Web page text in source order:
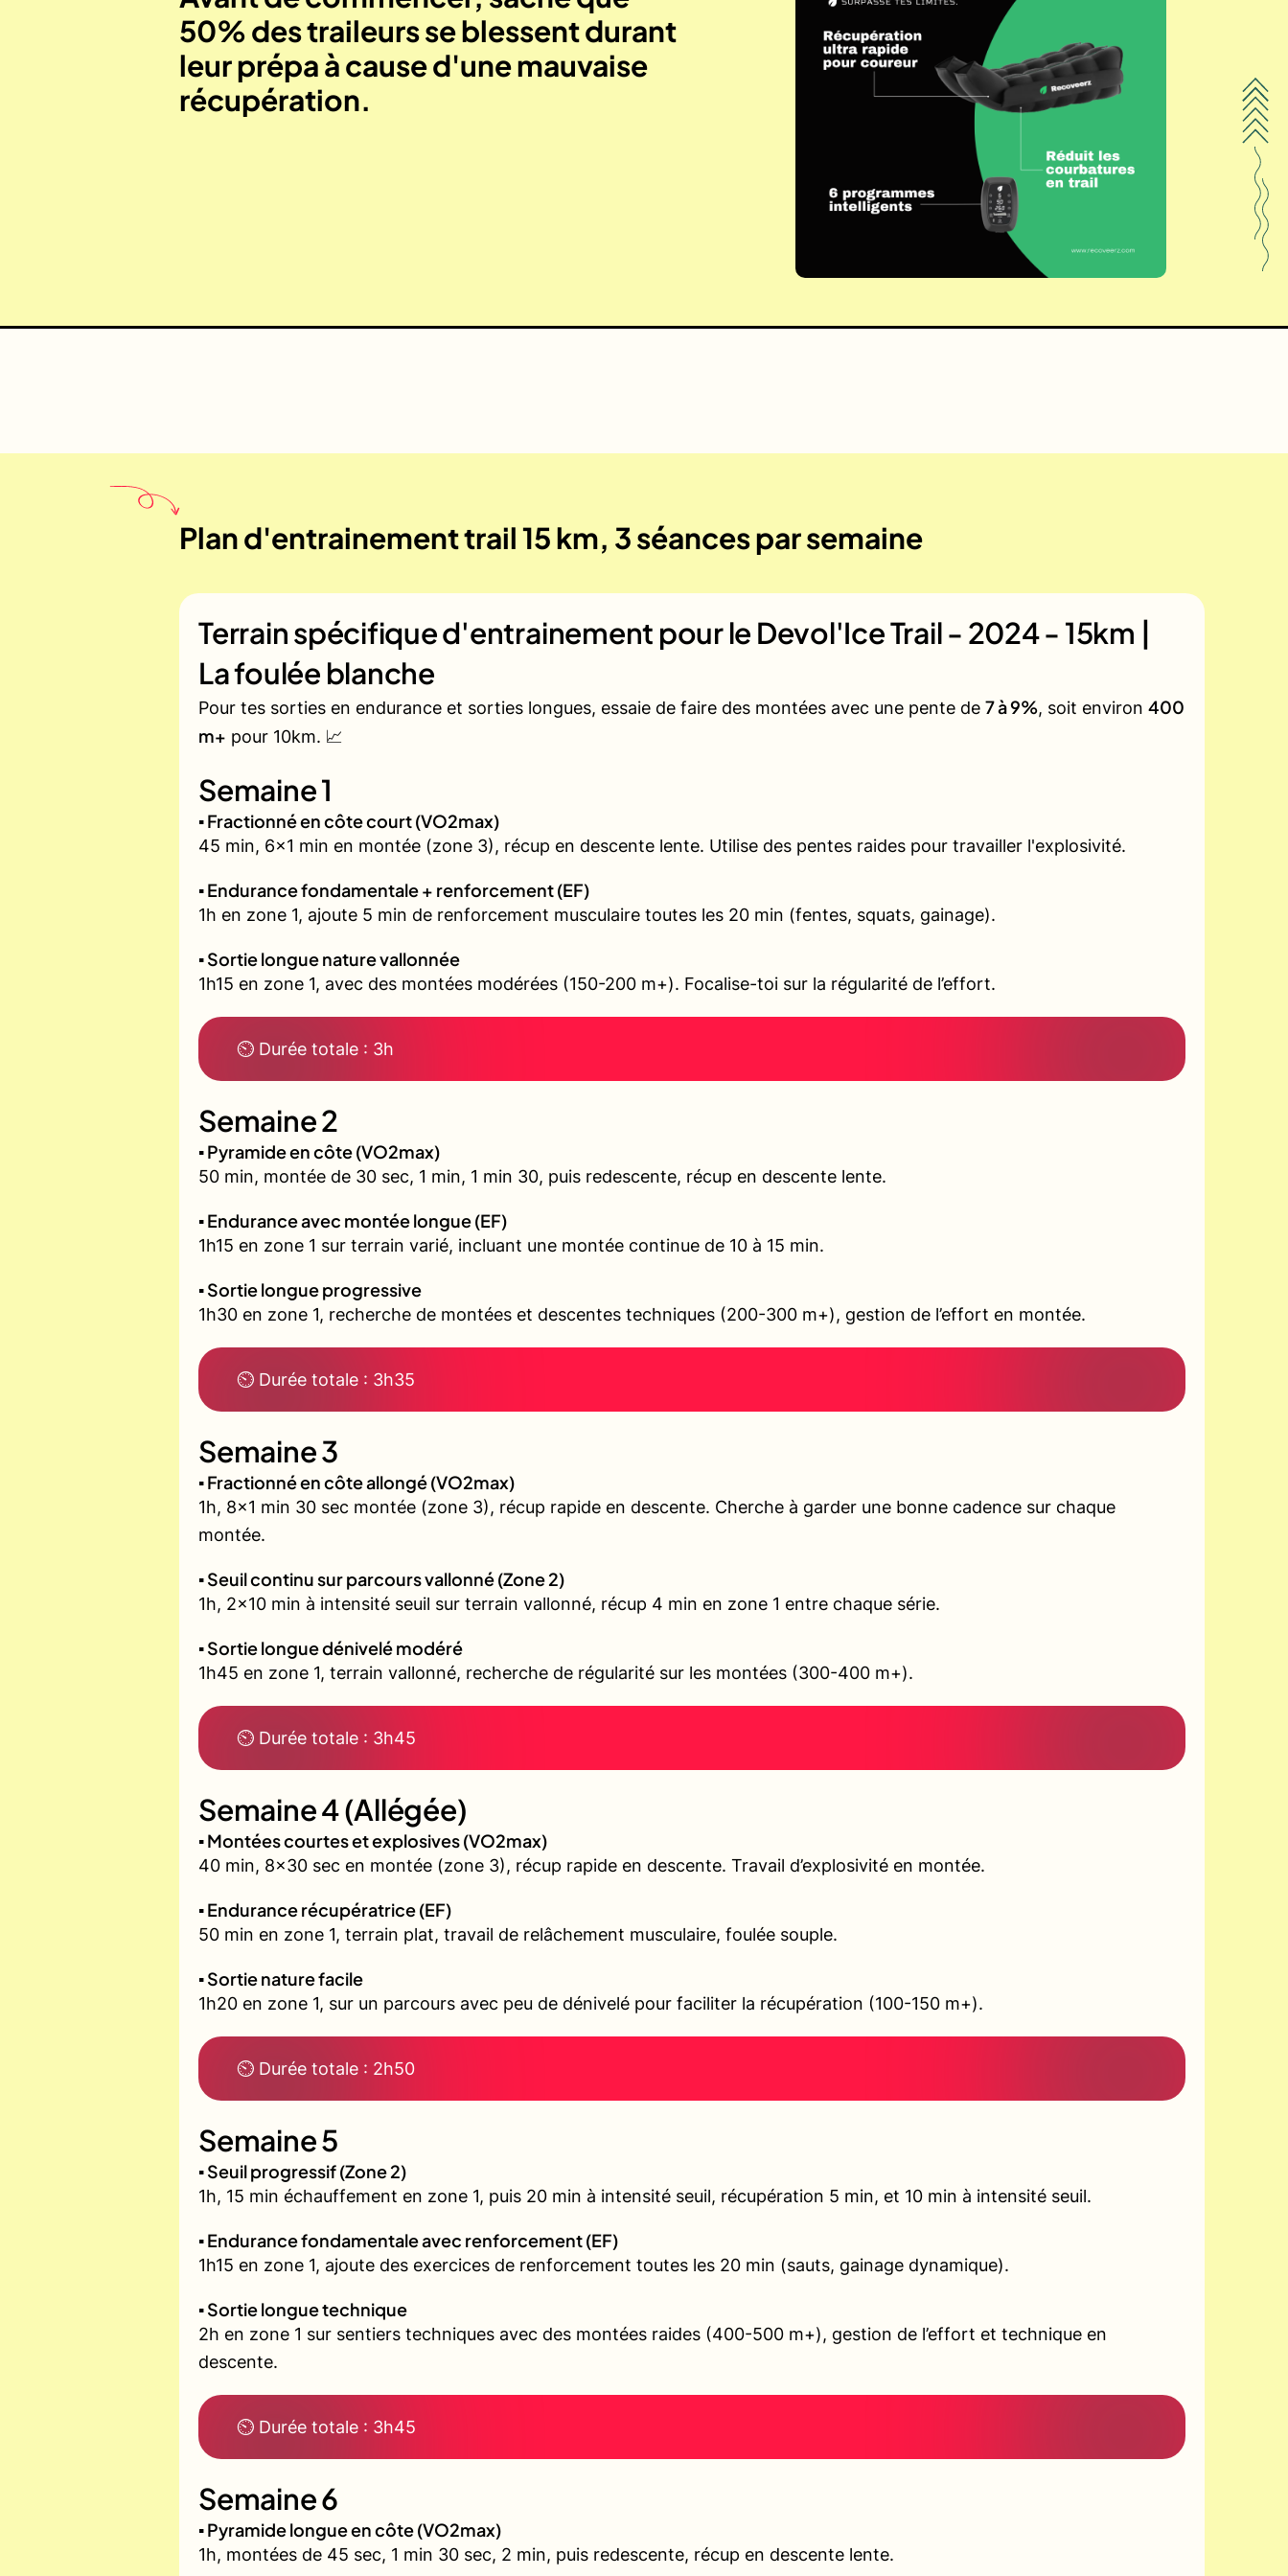
50% des traileurs se blessent durant
leur prépa à cause d'une mauvaise
récupération.
Plan d'entrainement trail 15 km, 3 séances par semaine
Terrain spécifique d'entrainement pour le Devol'Ice Trail - 2024 - 15km |
La foulée blanche
Pour tes sorties en endurance et sorties longues, essaie de faire des montées avec une pente de 7 à 9%, soit environ 400
m+ pour 10km. 📈
Semaine 1
▪️ Fractionné en côte court (VO2max)
45 min, 6x1 min en montée (zone 3), récup en descente lente. Utilise des pentes raides pour travailler l'explosivité.
▪️ Endurance fondamentale + renforcement (EF)
1h en zone 1, ajoute 5 min de renforcement musculaire toutes les 20 min (fentes, squats, gainage).
▪️ Sortie longue nature vallonnée
1h15 en zone 1, avec des montées modérées (150-200 m+). Focalise-toi sur la régularité de l’effort.
⏲ Durée totale : 3h
Semaine 2
▪️ Pyramide en côte (VO2max)
50 min, montée de 30 sec, 1 min, 1 min 30, puis redescente, récup en descente lente.
▪️ Endurance avec montée longue (EF)
1h15 en zone 1 sur terrain varié, incluant une montée continue de 10 à 15 min.
▪️ Sortie longue progressive
1h30 en zone 1, recherche de montées et descentes techniques (200-300 m+), gestion de l’effort en montée.
⏲ Durée totale : 3h35
Semaine 3
▪️ Fractionné en côte allongé (VO2max)
1h, 8x1 min 30 sec montée (zone 3), récup rapide en descente. Cherche à garder une bonne cadence sur chaque
montée.
▪️ Seuil continu sur parcours vallonné (Zone 2)
1h, 2x10 min à intensité seuil sur terrain vallonné, récup 4 min en zone 1 entre chaque série.
▪️ Sortie longue dénivelé modéré
1h45 en zone 1, terrain vallonné, recherche de régularité sur les montées (300-400 m+).
⏲ Durée totale : 3h45
Semaine 4 (Allégée)
▪️ Montées courtes et explosives (VO2max)
40 min, 8x30 sec en montée (zone 3), récup rapide en descente. Travail d’explosivité en montée.
▪️ Endurance récupératrice (EF)
50 min en zone 1, terrain plat, travail de relâchement musculaire, foulée souple.
▪️ Sortie nature facile
1h20 en zone 1, sur un parcours avec peu de dénivelé pour faciliter la récupération (100-150 m+).
⏲ Durée totale : 2h50
Semaine 5
▪️ Seuil progressif (Zone 2)
1h, 15 min échauffement en zone 1, puis 20 min à intensité seuil, récupération 5 min, et 10 min à intensité seuil.
▪️ Endurance fondamentale avec renforcement (EF)
1h15 en zone 1, ajoute des exercices de renforcement toutes les 20 min (sauts, gainage dynamique).
▪️ Sortie longue technique
2h en zone 1 sur sentiers techniques avec des montées raides (400-500 m+), gestion de l’effort et technique en
descente.
⏲ Durée totale : 3h45
Semaine 6
▪️ Pyramide longue en côte (VO2max)
1h, montées de 45 sec, 1 min 30 sec, 2 min, puis redescente, récup en descente lente.